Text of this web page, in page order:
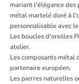
mariant l'élégance des
métal martelé doré à
personnalisable avec
Les boucles d'oreilles
atelier.
Les composants métal
partenaire européen.
Les pierres naturelles